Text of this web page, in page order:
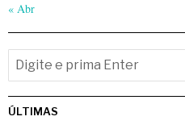
« Abr
ÚLTIMAS